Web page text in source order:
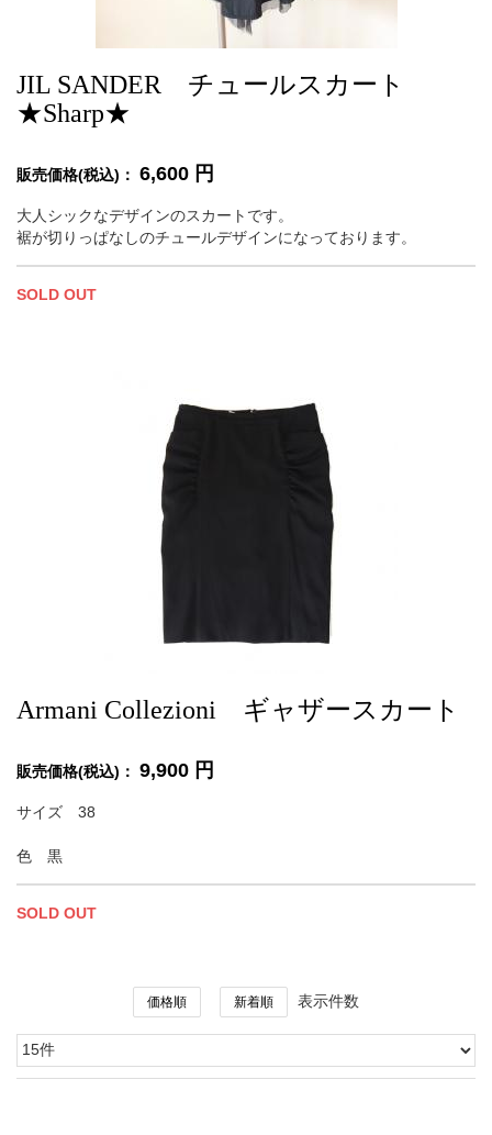
JIL SANDER チュールスカート
★Sharp★
販売価格(税込)： 6,600 円
大人シックなデザインのスカートです。
裾が切りっぱなしのチュールデザインになっております。
SOLD OUT
Armani Collezioni ギャザースカート
販売価格(税込)： 9,900 円
サイズ 38
色 黒
SOLD OUT
価格順 新着順 表示件数